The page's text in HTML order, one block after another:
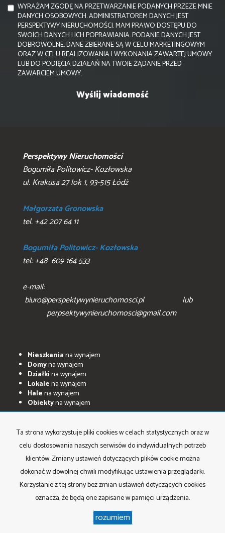
WYRAŻAM ZGODĘ NA PRZETWARZANIE PODANYCH PRZEZE MNIE
DANYCH OSOBOWYCH. ADMINISTRATOREM DANYCH JEST
PERSPEKTYWY NIERUCHOMOŚCI. MAM PRAWO DOSTĘPU DO
SWOICH DANYCH I ICH POPRAWIANIA. PODANIE DANYCH JEST
DOBROWOLNE. DANE ZBIERANE SĄ W CELU MARKETINGOWYM
ORAZ W CELU REALIZOWANIA I WYKONANIA ZAWARTEJ UMOWY
LUB DO PODJĘCIA DZIAŁAŃ NA TWOJE ŻĄDANIE PRZED
ZAWARCIEM UMOWY.
Perspektywy Nieruchomości
Bogumiła Politowicz- Kozłowska
ul. Krakusa 27 lok 1, 93-515 Łódź
Małgorzata Gronowska
tel. +42 207 64 11
Bogumiła Politowicz- Kozłowska
tel: +48 609 164 533
e-mail:
biuro@perspektywynieruchomosci.pl lub
perpsektywynieruchomosci@gmail.com
Mieszkaniana wynajem
Domyna wynajem
Działkina wynajem
Lokalena wynajem
Halena wynajem
Obiektyna wynajem
Domyna sprzedaż
na sprzedaż
Lokalena sprzedaż
Halena sprzedaż
Obiekty na sprzedaż
Perspektywy Nieruchomości
Program dla biur nieruchomości
Galactica Virgo
Ta strona wykorzystuje pliki cookies w celach statystycznych oraz w
celu dostosowania naszych serwisów do indywidualnych potrzeb
klientów. Zmiany ustawień dotyczących plików cookie można
dokonać w dowolnej chwili modyfikując ustawienia przeglądarki.
Korzystanie z tej strony bez zmian ustawień dotyczących cookies
oznacza, że będą one zapisane w pamięci urządzenia.
rozumiem